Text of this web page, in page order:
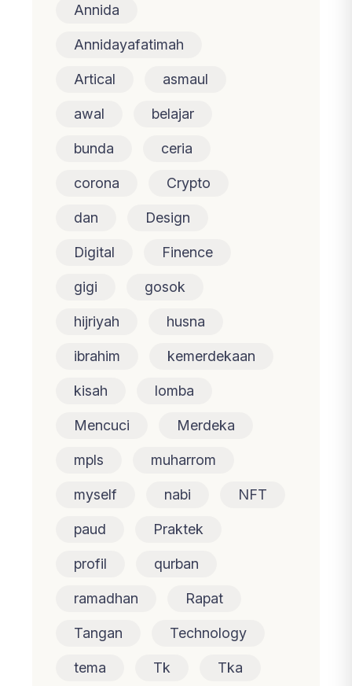
Annida
Annidayafatimah
Artical asmaul
awal belajar
bunda ceria
corona Crypto
dan Design
Digital Finence
gigi gosok
hijriyah husna
ibrahim kemerdekaan
kisah lomba
Mencuci Merdeka
mpls muharrom
myself nabi NFT
paud Praktek
profil qurban
ramadhan Rapat
Tangan Technology
tema Tk Tka